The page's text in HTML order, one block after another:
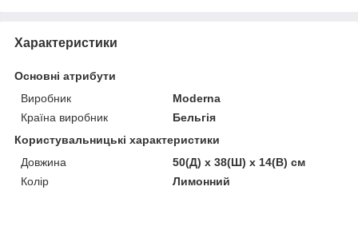
Характеристики
Основні атрибути
Виробник
Moderna
Країна виробник
Бельгія
Користувальницькі характеристики
Довжина
50(Д) х 38(Ш) х 14(В) см
Колір
Лимонний